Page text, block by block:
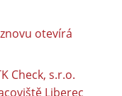
otevírá
Check, s.r.o.
Liberec